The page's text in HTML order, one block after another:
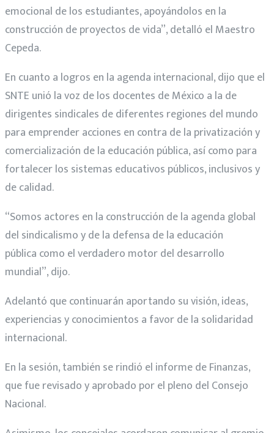
emocional de los estudiantes, apoyándolos en la
construcción de proyectos de vida”, detalló el Maestro
Cepeda.
En cuanto a logros en la agenda internacional, dijo que el
SNTE unió la voz de los docentes de México a la de
dirigentes sindicales de diferentes regiones del mundo
para emprender acciones en contra de la privatización y
comercialización de la educación pública, así como para
fortalecer los sistemas educativos públicos, inclusivos y
de calidad.
“Somos actores en la construcción de la agenda global
del sindicalismo y de la defensa de la educación
pública como el verdadero motor del desarrollo
mundial”, dijo.
Adelantó que continuarán aportando su visión, ideas,
experiencias y conocimientos a favor de la solidaridad
internacional.
En la sesión, también se rindió el informe de Finanzas,
que fue revisado y aprobado por el pleno del Consejo
Nacional.